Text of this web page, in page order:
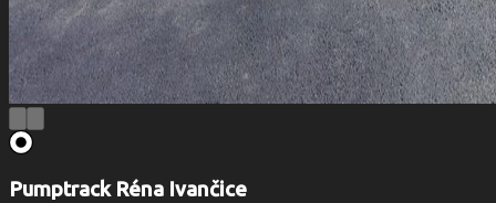
Pumptrack Réna Ivančice